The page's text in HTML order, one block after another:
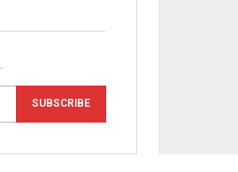
SUBSCRIBE